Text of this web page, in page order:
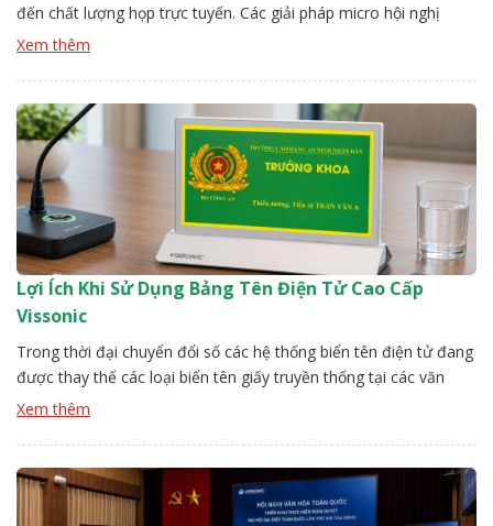
đến chất lượng họp trực tuyến. Các giải pháp micro hội nghị
đang trở thành lựa chọn hàng đầu mang lại âm thanh ổn định,
loại mirco chất lượng. […]
Xem thêm
Lợi Ích Khi Sử Dụng Bảng Tên Điện Tử Cao Cấp
Vissonic
Trong thời đại chuyển đổi số các hệ thống biển tên điện tử đang
được thay thế các loại biển tên giấy truyền thống tại các văn
phòng văn thư, hành chính công. Với thiết kế hiện đại bảng tên
thẩm […]
Xem thêm